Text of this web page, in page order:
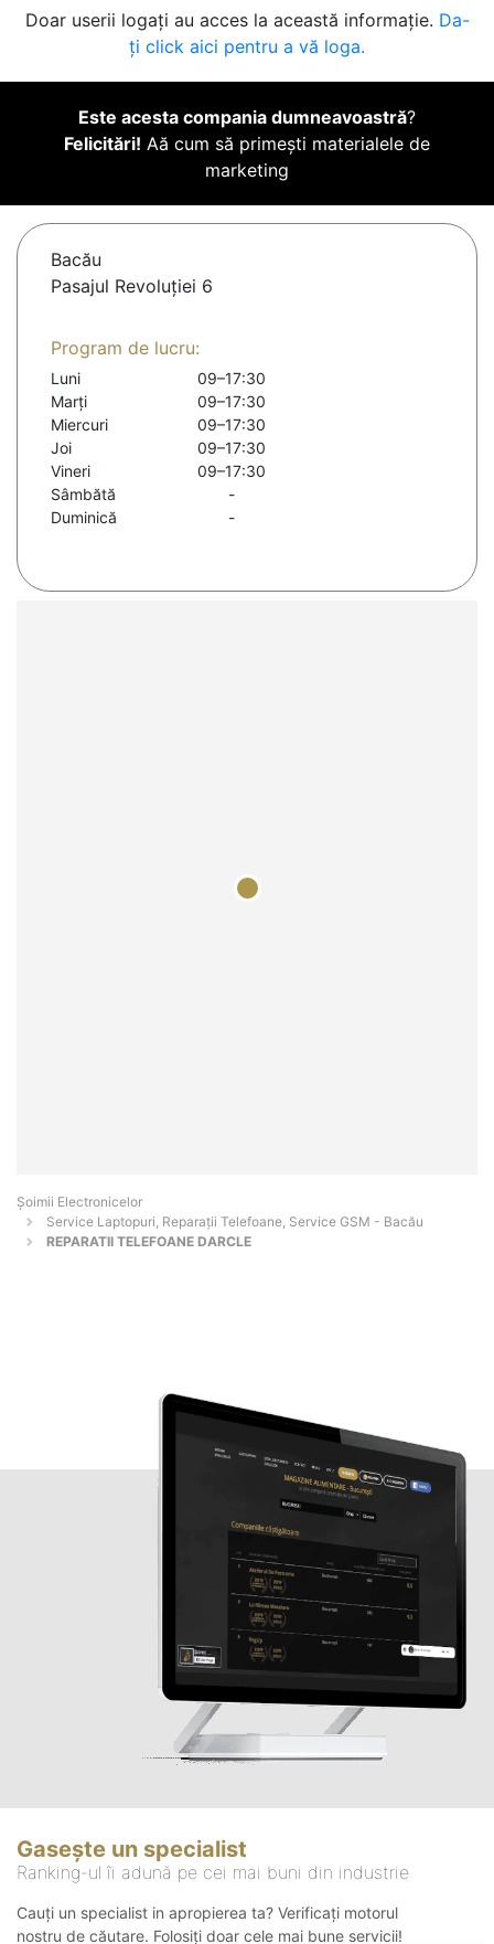
Doar userii logați au acces la această informație. Da-
ți click aici pentru a vă loga.
Este acesta compania dumneavoastră?
Felicitări! Aă cum să primești materialele de
marketing
Bacău
Pasajul Revoluției 6
Program de lucru:
Luni
09–17:30
Marți
09–17:30
Miercuri
09–17:30
Joi
09–17:30
Vineri
09–17:30
Sâmbătă
-
Duminică
-
Șoimii Electronicelor
Service Laptopuri, Reparații Telefoane, Service GSM - Bacău
REPARATII TELEFOANE DARCLE
Gasește un specialist
Ranking-ul îi adună pe cei mai buni din industrie
Cauți un specialist in apropierea ta? Verificați motorul
nostru de căutare. Folosiți doar cele mai bune servicii!